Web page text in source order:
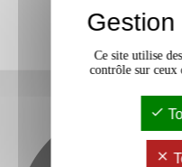
Ce site utilise
contrôle sur ceux